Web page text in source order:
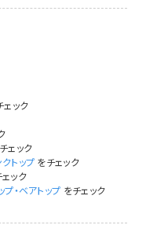
ェック
ェック
トップ をチェック
ック
プ・ベアトップ をチェック